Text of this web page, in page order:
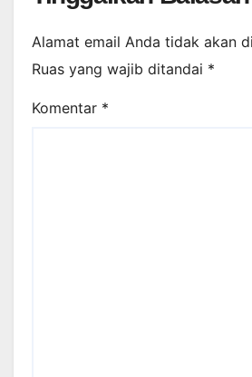
Alamat email Anda tidak akan
Ruas yang wajib ditandai *
Komentar *